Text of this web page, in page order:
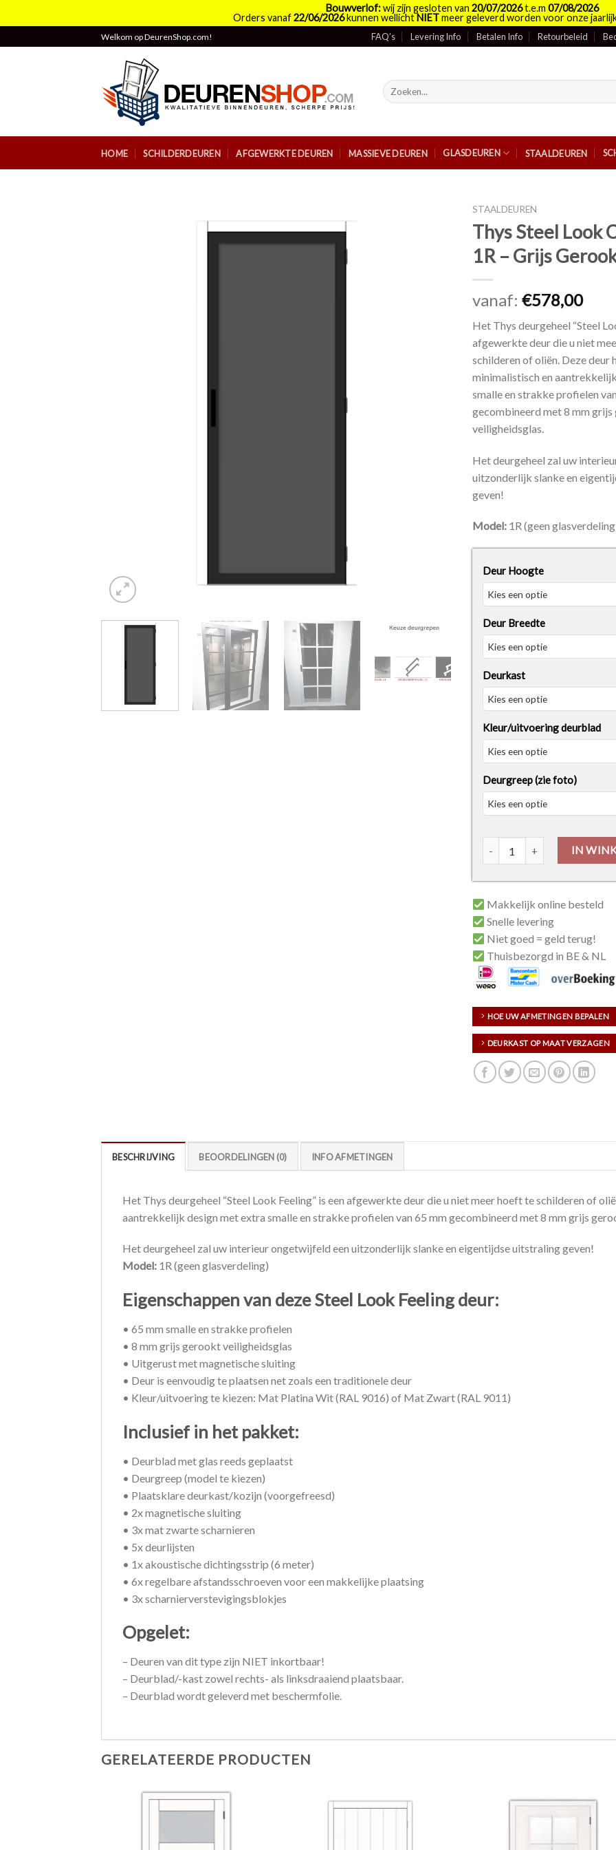
Bouwverlof:wij zijn gesloten van 20/07/2026t.e.m 07/08/2026
Orders vanaf22/06/2026kunnen wellichtNIETmeer geleverd worden voor onze
to
Welkom op DeurenShop.com! FAQ’s Levering Info Betalen Info Retourbeleid
Zoeken
naar:
HOME SCHILDERDEUREN AFGEWERKTE DEUREN MASSIEVE DEUREN GLASDEUREN STAALDEUREN
STAALDEUREN
Thys Steel Look
1R – Grijs
vanaf: €578,00
Het Thys deurgeheel “Steel
afgewerkte deur die u niet
schilderen of oliën. Deze deur
minimalistisch en
smalle en strakke profielen
gecombineerd met 8 mm
veiligheidsglas.
Het deurgeheel zal uw
uitzonderlijk slanke en
geven!
Model: 1R (geen
Deur Hoogte
Deur Breedte
Deurkast
Kleur/uitvoering deurblad
Deurgreep (zie foto)
IN
Thys Steel Look Classic -
Makkelijk online besteld
Snelle levering
Niet goed = geld terug!
Thuisbezorgd in BE & NL
HOE UW AFMETINGEN BEPALEN
DEURKAST OP MAAT VERZAGEN
BESCHRIJVING BEOORDELINGEN (0) INFO AFMETINGEN
Het Thys deurgeheel “Steel Look Feeling” is een afgewerkte deur die u niet meer hoeft te schilderen of
aantrekkelijk design met extra smalle en strakke profielen van 65 mm gecombineerd met 8 mm grijs
Het deurgeheel zal uw interieur ongetwijfeld een uitzonderlijk slanke en eigentijdse uitstraling geven!
Model: 1R (geen glasverdeling)
Eigenschappen van deze Steel Look Feeling deur:
• 65 mm smalle en strakke profielen
• 8 mm grijs gerookt veiligheidsglas
• Uitgerust met magnetische sluiting
• Deur is eenvoudig te plaatsen net zoals een traditionele deur
• Kleur/uitvoering te kiezen: Mat Platina Wit (RAL 9016) of Mat Zwart (RAL 9011)
Inclusief in het pakket:
• Deurblad met glas reeds geplaatst
• Deurgreep (model te kiezen)
• Plaatsklare deurkast/kozijn (voorgefreesd)
• 2x magnetische sluiting
• 3x mat zwarte scharnieren
• 5x deurlijsten
• 1x akoustische dichtingsstrip (6 meter)
• 6x regelbare afstandsschroeven voor een makkelijke plaatsing
• 3x scharnierverstevigingsblokjes
Opgelet:
– Deuren van dit type zijn NIET inkortbaar!
– Deurblad/-kast zowel rechts- als linksdraaiend plaatsbaar.
– Deurblad wordt geleverd met beschermfolie.
GERELATEERDE PRODUCTEN